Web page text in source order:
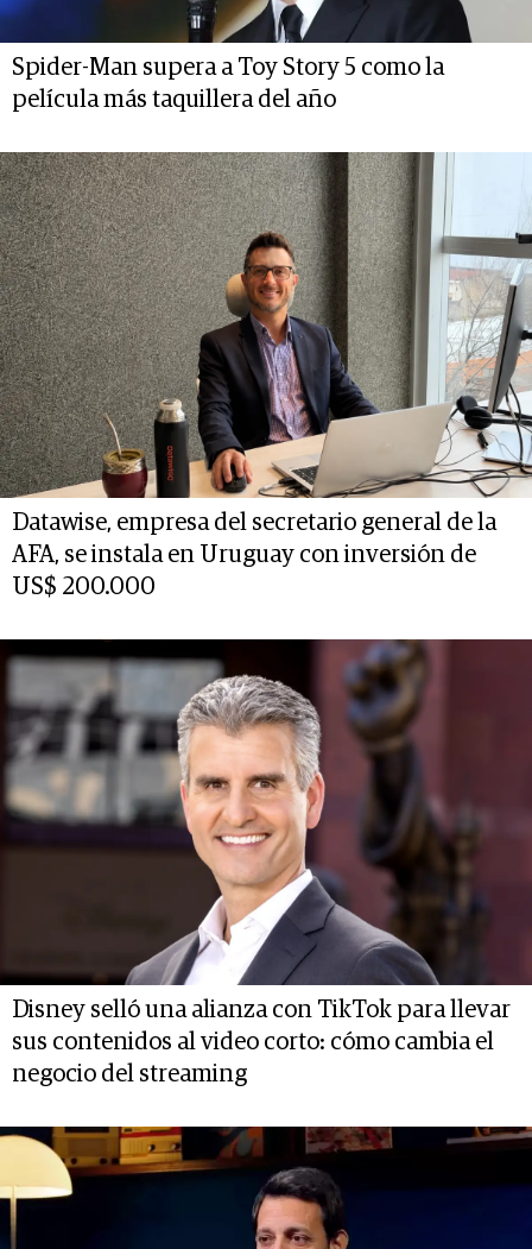
Spider-Man supera a Toy Story 5 como la
película más taquillera del año
Datawise, empresa del secretario general de la
AFA, se instala en Uruguay con inversión de
US$ 200.000
Disney selló una alianza con TikTok para llevar
sus contenidos al video corto: cómo cambia el
negocio del streaming